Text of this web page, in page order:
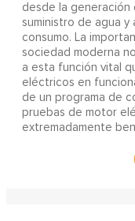
desde la generación
suministro de agua
consumo. La
sociedad moderna
a esta función vital
eléctricos en
de un programa de
pruebas de motor
extremadamente